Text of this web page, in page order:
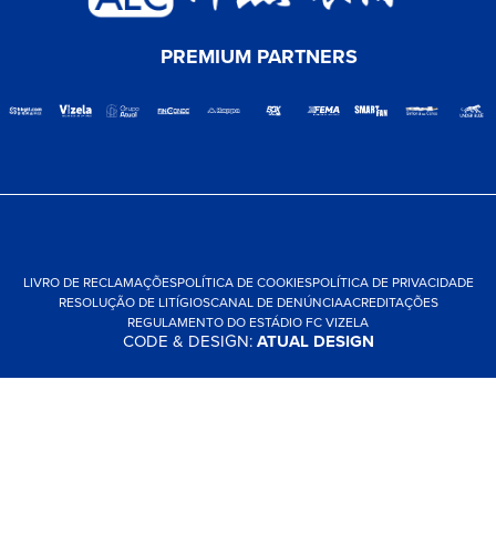
PREMIUM PARTNERS
LIVRO DE RECLAMAÇÕESPOLÍTICA DE COOKIESPOLÍTICA DE PRIVACIDADE
RESOLUÇÃO DE LITÍGIOSCANAL DE DENÚNCIAACREDITAÇÕES
REGULAMENTO DO ESTÁDIO FC VIZELA
CODE & DESIGN:ATUAL DESIGN